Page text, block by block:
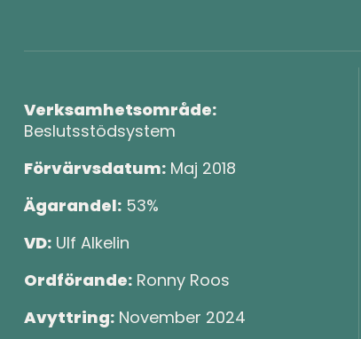
Verksamhetsområde:
Beslutsstödsystem
Förvärvsdatum: Maj 2018
Ägarandel: 53%
VD: Ulf Alkelin
Ordförande: Ronny Roos
Avyttring: November 2024